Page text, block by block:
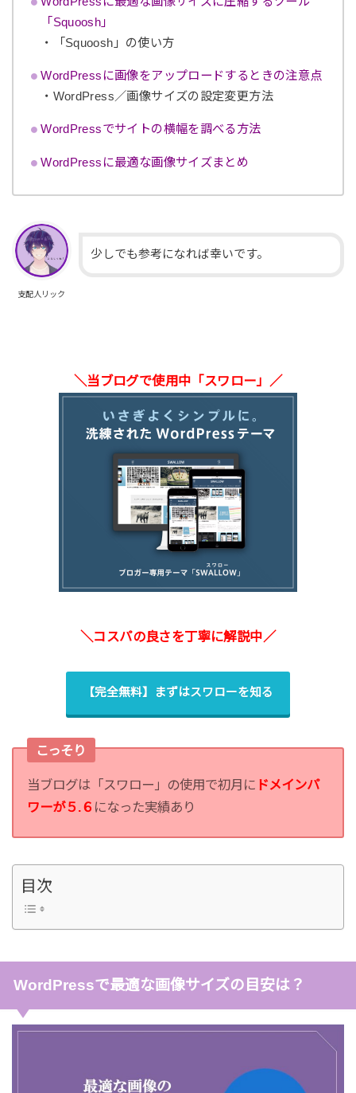
「Squoosh」
・「Squoosh」の使い方
WordPressに画像をアップロードするときの注意点
・WordPress／画像サイズの設定変更方法
WordPressでサイトの横幅を調べる方法
WordPressに最適な画像サイズまとめ
支配人リック
少しでも参考になれば幸いです。
＼当ブログで使用中「スワロー」／
＼コスパの良さを丁寧に解説中／
【完全無料】まずはスワローを知る
こっそり
当ブログは「スワロー」の使用で初月に ドメインパ
ワーが５.６ になった実績あり
目次
WordPressで最適な画像サイズの目安は？